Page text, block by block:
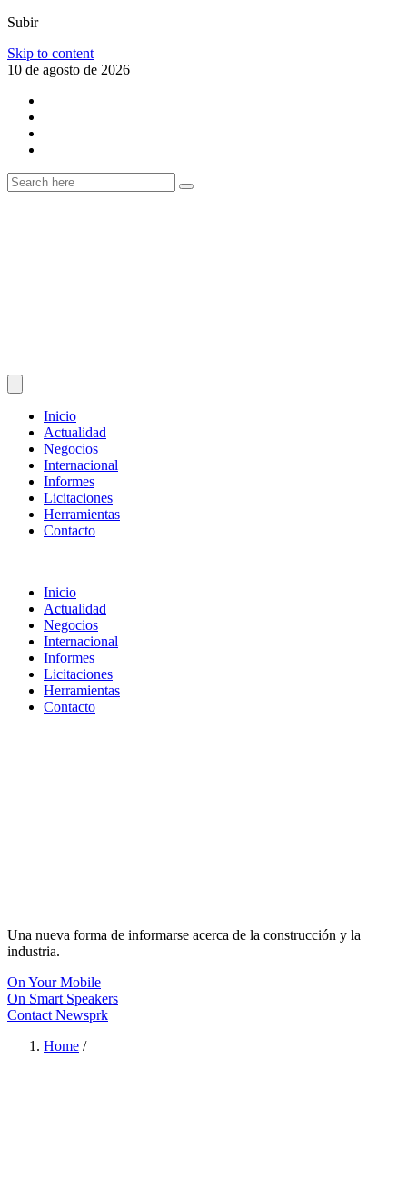
Subir
Skip to content
10 de agosto de 2026
Inicio
Actualidad
Negocios
Internacional
Informes
Licitaciones
Herramientas
Contacto
Inicio
Actualidad
Negocios
Internacional
Informes
Licitaciones
Herramientas
Contacto
Una nueva forma de informarse acerca de la construcción y la
industria.
On Your Mobile
On Smart Speakers
Contact Newsprk
Home /